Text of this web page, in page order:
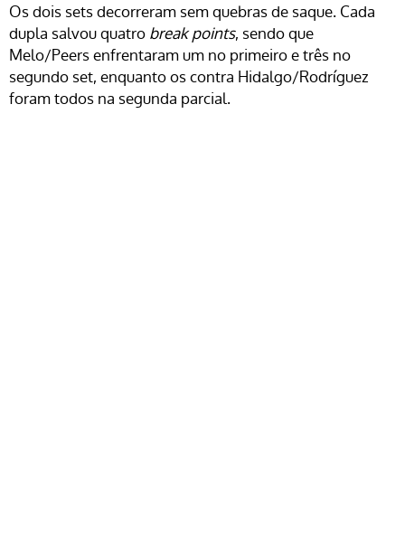
Os dois sets decorreram sem quebras de saque. Cada
dupla salvou quatro break points, sendo que
Melo/Peers enfrentaram um no primeiro e três no
segundo set, enquanto os contra Hidalgo/Rodríguez
foram todos na segunda parcial.